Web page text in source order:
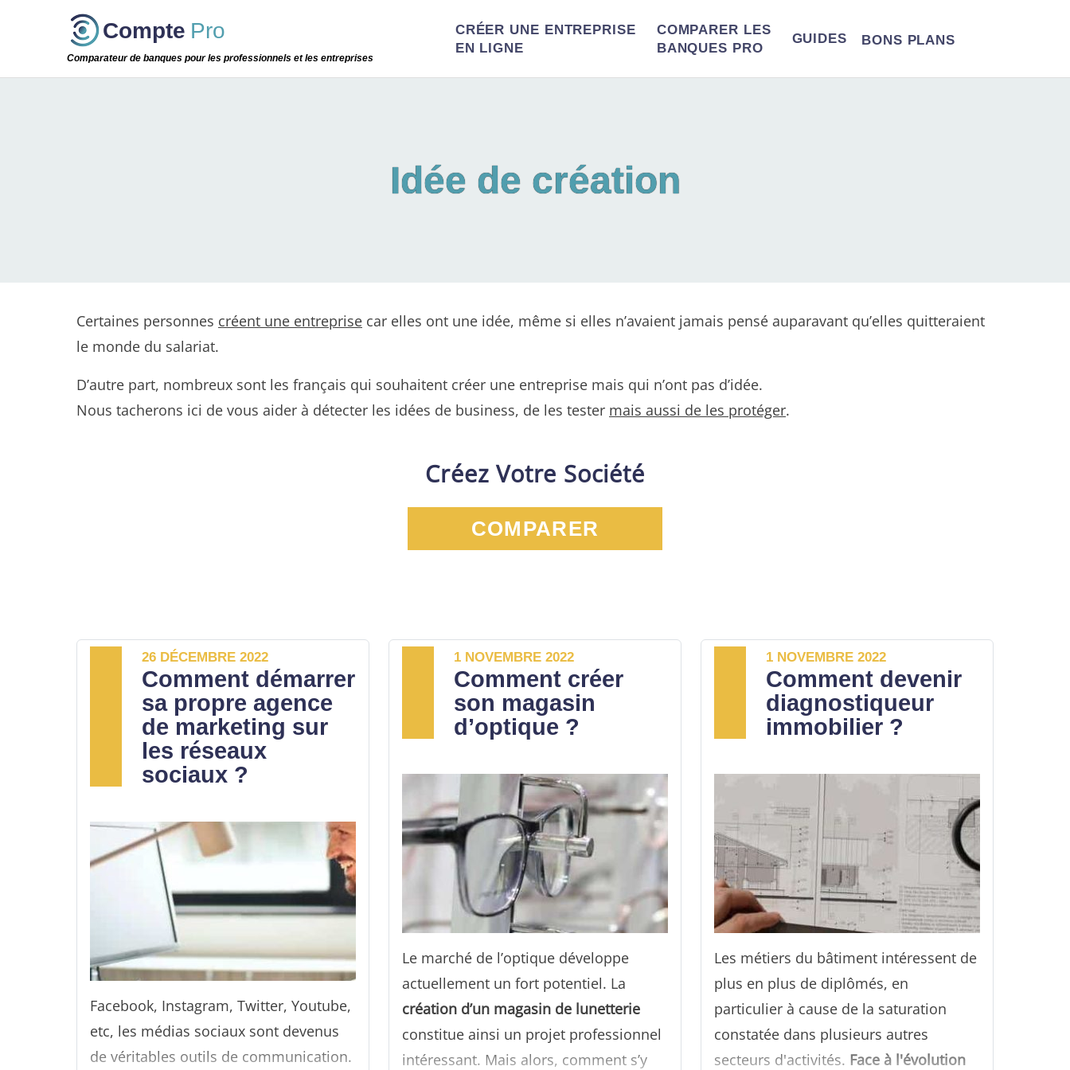
Compte Pro
Comparateur de banques pour les professionnels et les entreprises
CRÉER UNE ENTREPRISE
EN LIGNE
COMPARER LES
BANQUES PRO
GUIDES BONS PLANS
Idée de création
Certaines personnes créent une entreprise car elles ont une idée, même si elles n’avaient jamais pensé auparavant qu’elles quitteraient
le monde du salariat.
D’autre part, nombreux sont les français qui souhaitent créer une entreprise mais qui n’ont pas d’idée.
Nous tacherons ici de vous aider à détecter les idées de business, de les tester mais aussi de les protéger.
Créez Votre Société
COMPARER
26 DÉCEMBRE 2022
Comment démarrer
sa propre agence
de marketing sur
les réseaux
sociaux ?
Facebook, Instagram, Twitter, Youtube,
etc, les médias sociaux sont devenus
de véritables outils de communication.
1 NOVEMBRE 2022
Comment créer
son magasin
d’optique ?
Le marché de l’optique développe
actuellement un fort potentiel. La
création d’un magasin de lunetterie
constitue ainsi un projet professionnel
intéressant. Mais alors, comment s’y
1 NOVEMBRE 2022
Comment devenir
diagnostiqueur
immobilier ?
Les métiers du bâtiment intéressent de
plus en plus de diplômés, en
particulier à cause de la saturation
constatée dans plusieurs autres
secteurs d'activités. Face à l'évolution